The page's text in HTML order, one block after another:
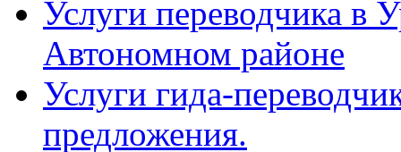
Услуги переводчика в
Автономном районе
Услуги гида-
предложения.